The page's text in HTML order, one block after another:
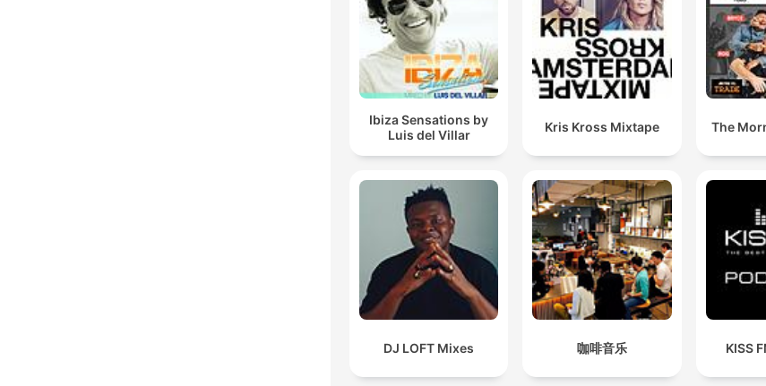
Ibiza Sensations by
Luis del Villar
Kris Kross Mixtape The
DJ LOFT Mixes 咖啡音乐 KISS